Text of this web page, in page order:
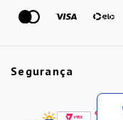
Segurança